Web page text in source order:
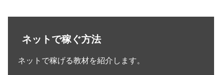
ネットで稼ぐ方法
ネットで稼げる教材を紹介します。